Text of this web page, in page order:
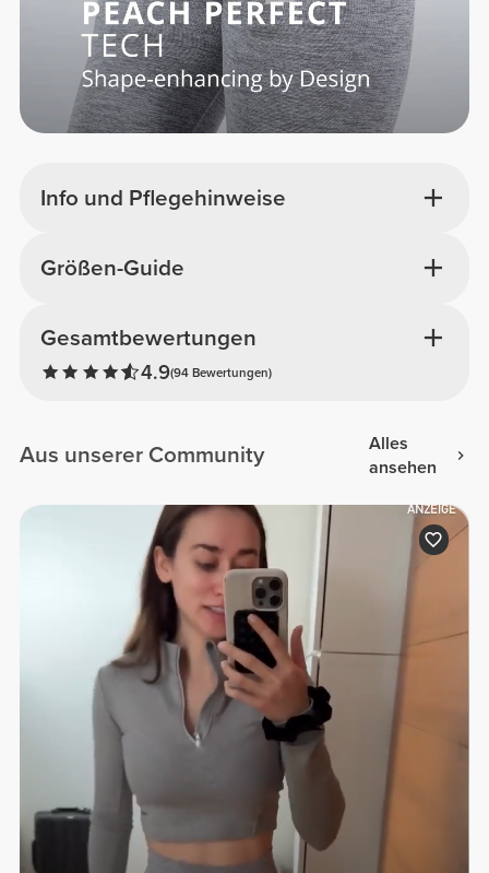
Info und Pflegehinweise
Gesamtbewertungen
4.9(94 Bewertungen)
Größen-Guide
Aus unserer Community
Alles
ansehen